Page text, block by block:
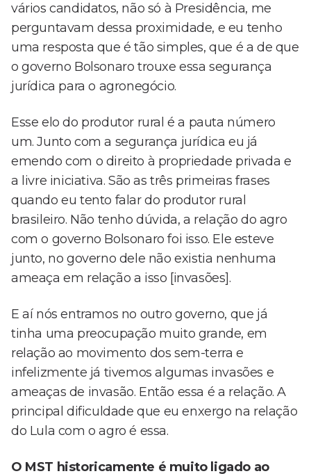
vários candidatos, não só à Presidência, me
perguntavam dessa proximidade, e eu tenho
uma resposta que é tão simples, que é a de que
o governo Bolsonaro trouxe essa segurança
jurídica para o agronegócio.
Esse elo do produtor rural é a pauta número
um. Junto com a segurança jurídica eu já
emendo com o direito à propriedade privada e
a livre iniciativa. São as três primeiras frases
quando eu tento falar do produtor rural
brasileiro. Não tenho dúvida, a relação do agro
com o governo Bolsonaro foi isso. Ele esteve
junto, no governo dele não existia nenhuma
ameaça em relação a isso [invasões].
E aí nós entramos no outro governo, que já
tinha uma preocupação muito grande, em
relação ao movimento dos sem-terra e
infelizmente já tivemos algumas invasões e
ameaças de invasão. Então essa é a relação. A
principal dificuldade que eu enxergo na relação
do Lula com o agro é essa.
O MST historicamente é muito ligado ao